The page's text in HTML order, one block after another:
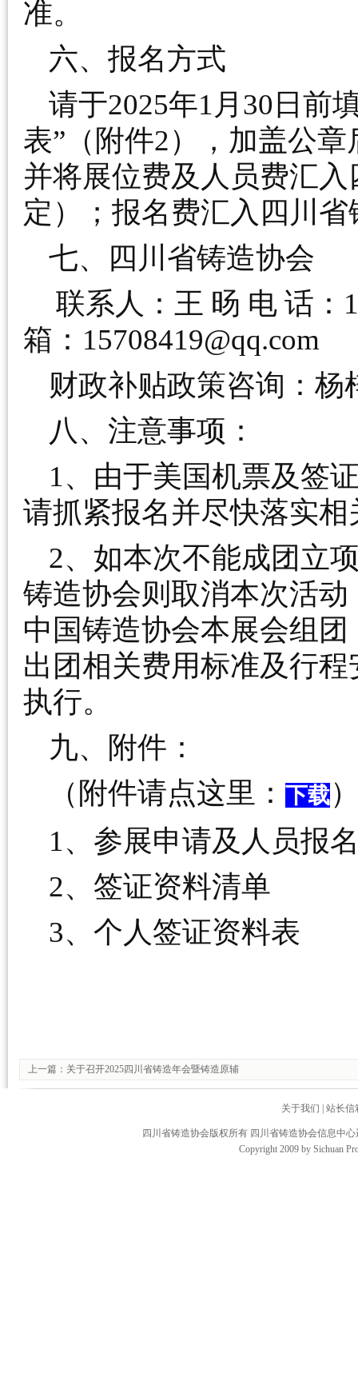
准。
六、报名方式
请于2025年1月30日前
表”（附件2）， 加盖公章
并将展位费及人员费汇
定）；报名费汇入四川
七、四川省铸造协会
联系人：王 旸 电 话：
箱：15708419@qq.com
财政补贴政策咨询：杨
八、注意事项：
1、由于美国机票及签
请抓紧报名并尽快落实
2、如本次不能成团立
铸造协会则取消本次活
中国铸造协会本展会组
出团相关费用标准及行
执行。
九、附件：
（附件请点这里： 下载
1、参展申请及人员报
2、签证资料清单
3、个人签证资料表
上一篇： 关于召开2025四川省铸造年会暨铸造原辅
关于我们 站长信
四川省铸造协会版权所有 四川省铸造协会信息中
Copyright 2009 by Sichuan